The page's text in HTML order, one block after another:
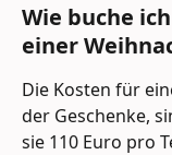
Wie buche
einer
Die Kosten für
der Geschenke,
sie 110 Euro pro